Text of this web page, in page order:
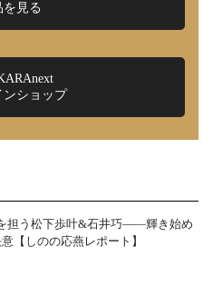
を見る
ンショップ
担う松下歩叶&石井巧――輝き始め
【しのの応燕レポート】